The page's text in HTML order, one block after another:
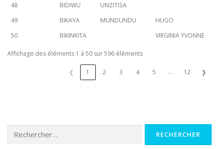
48 BIDIWU
UNZITISA
49
BIKAYA MUNDUNDU
HUGO
50
BIKINKITA VIRGINIA YVONNE
Affichage des éléments 1 à 50 sur 596 éléments
❮ 1 2 3 4 5 … 12 ❯